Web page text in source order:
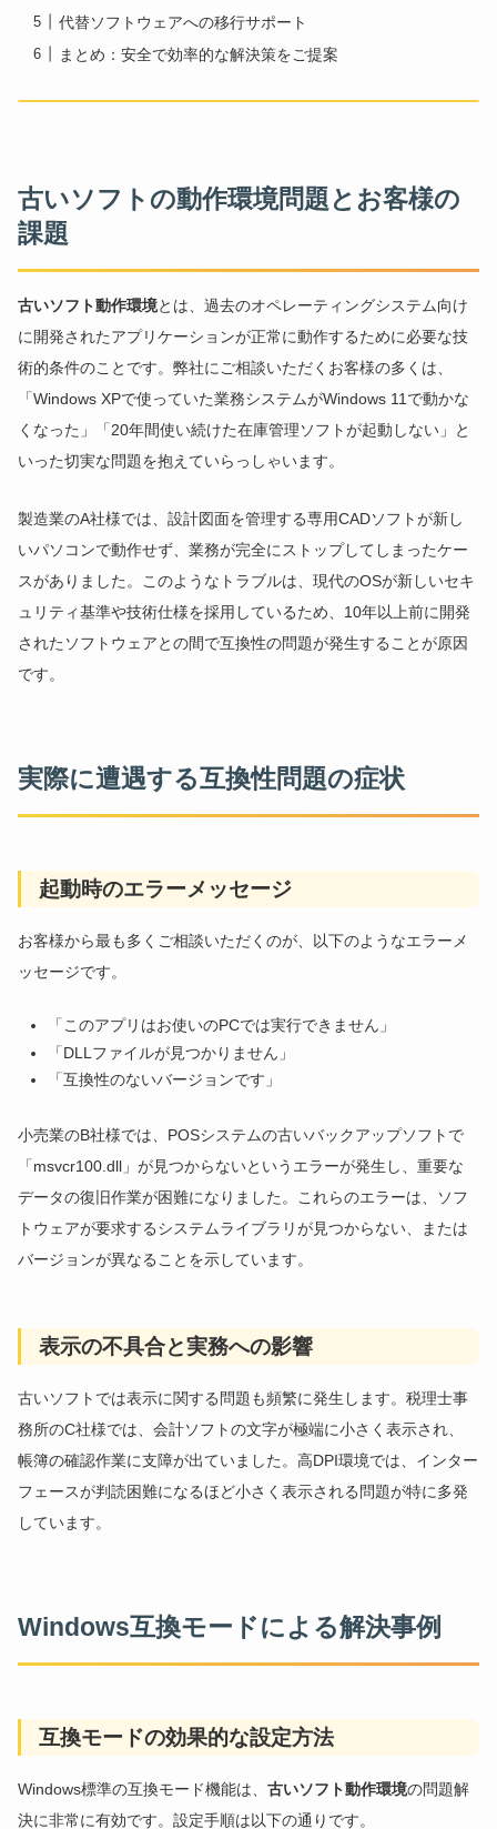
代替ソフトウェアへの移行サポート
まとめ：安全で効率的な解決策をご提案
古いソフトの動作環境問題とお客様の
課題
古いソフト動作環境とは、過去のオペレーティングシステム向け
に開発されたアプリケーションが正常に動作するために必要な技
術的条件のことです。弊社にご相談いただくお客様の多くは、
「Windows XPで使っていた業務システムがWindows 11で動かな
くなった」「20年間使い続けた在庫管理ソフトが起動しない」と
いった切実な問題を抱えていらっしゃいます。
製造業のA社様では、設計図面を管理する専用CADソフトが新し
いパソコンで動作せず、業務が完全にストップしてしまったケー
スがありました。このようなトラブルは、現代のOSが新しいセキ
ュリティ基準や技術仕様を採用しているため、10年以上前に開発
されたソフトウェアとの間で互換性の問題が発生することが原因
です。
実際に遭遇する互換性問題の症状
起動時のエラーメッセージ
お客様から最も多くご相談いただくのが、以下のようなエラーメ
ッセージです。
「このアプリはお使いのPCでは実行できません」
「DLLファイルが見つかりません」
「互換性のないバージョンです」
小売業のB社様では、POSシステムの古いバックアップソフトで
「msvcr100.dll」が見つからないというエラーが発生し、重要な
データの復旧作業が困難になりました。これらのエラーは、ソフ
トウェアが要求するシステムライブラリが見つからない、または
バージョンが異なることを示しています。
表示の不具合と実務への影響
古いソフトでは表示に関する問題も頻繁に発生します。税理士事
務所のC社様では、会計ソフトの文字が極端に小さく表示され、
帳簿の確認作業に支障が出ていました。高DPI環境では、インター
フェースが判読困難になるほど小さく表示される問題が特に多発
しています。
Windows互換モードによる解決事例
互換モードの効果的な設定方法
Windows標準の互換モード機能は、古いソフト動作環境の問題解
決に非常に有効です。設定手順は以下の通りです。